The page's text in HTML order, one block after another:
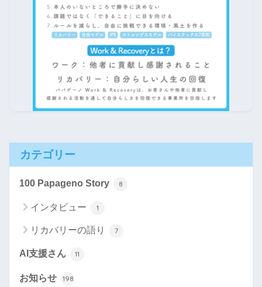
カテゴリー
100 Papageno Story 8
インタビュー 1
リカバリーの語り 7
AI支援さん 11
お知らせ 198